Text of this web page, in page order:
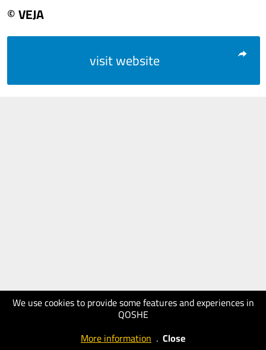
We use cookies to provide some features and experiences in
QOSHE
More information . Close
© VEJA
visit website